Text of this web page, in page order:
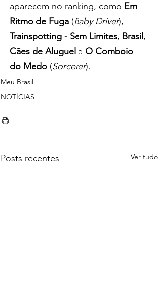
aparecem no ranking, como Em
Ritmo de Fuga (Baby Driver),
Trainspotting - Sem Limites, Brasil ,
Cães de Aluguel e O Comboio
do Medo (Sorcerer).
Meu Brasil
NOTÍCIAS
Posts recentes Ver tudo